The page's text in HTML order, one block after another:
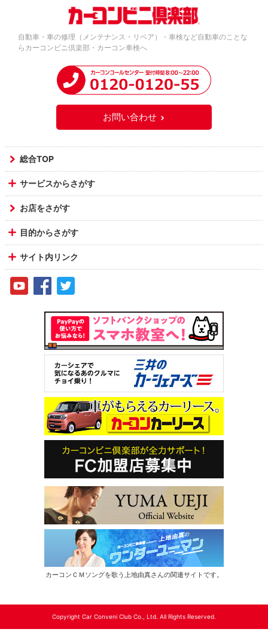
自動車・車の修理（メンテナンス・リペア）・車検など自動車のことな
らカーコンビニ倶楽部・カーコン車検へ
お問い合わせ
総合TOP
サービスからさがす
お店をさがす
目的からさがす
サイト内リンク
カーコンＣＭソングを歌う上地由真さんの関連サイトです。
Copyright Car Conveni Club Co., Ltd. All Rights Reserved.